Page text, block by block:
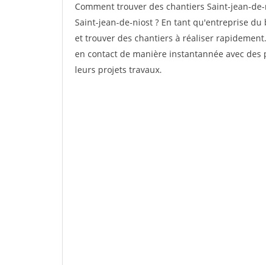
Comment trouver des chantiers Saint-jean-
Saint-jean-de-niost ? En tant qu'entreprise
et trouver des chantiers à réaliser
en contact de manière instantannée avec
leurs projets travaux.